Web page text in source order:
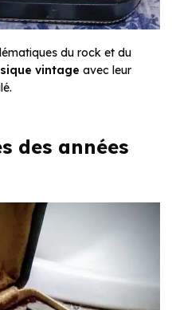
du rock et du
vintage avec leur
des années